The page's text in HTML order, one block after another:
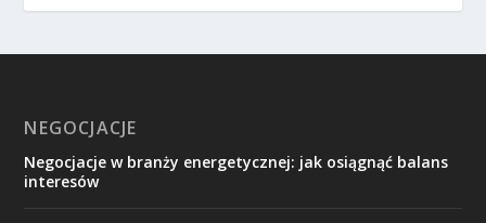
NEGOCJACJE
Negocjacje w branży energetycznej: jak osiągnąć balans
interesów